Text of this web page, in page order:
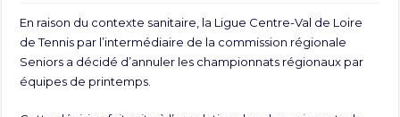
En raison du contexte sanitaire, la Ligue Centre-Val de Loire
de Tennis par l’intermédiaire de la commission régionale
Seniors a décidé d’annuler les championnats régionaux par
équipes de printemps.